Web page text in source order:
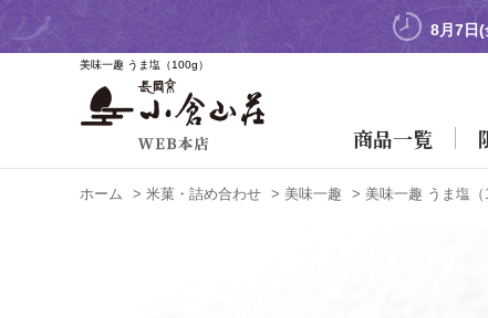
美味一趣 うま塩 （100g）
8月7日
商品一覧
ホーム > 米菓・詰め合わせ > 美味一趣 > 美味一趣 うま塩